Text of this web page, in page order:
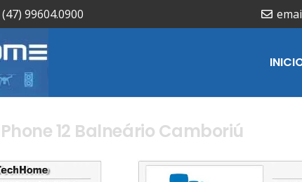
99604.0900
12 Balneário Camboriú